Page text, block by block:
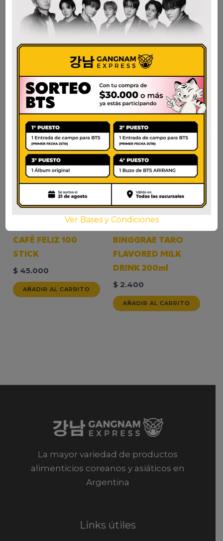
SEMPIO VINAGRE
BEBIBLE DE MORA
35.000
AÑADIR AL CARRITO
MAXIM MOCHA
GOLD MILD 100TB
$45.000
AÑADIR AL CARRITO
CAFÉ FELIZ 100
STICK
$ 45.000
AÑADIR AL CARRITO
BINGGRAE TARO
FLAVORED MILK
DRINK 200ml
$2.400
AÑADIR AL CARRITO
La mayor variedad de productos
alimenticios coreanos y asiáticos en
Argentina
Links útiles
Ver Bases y Condiciones